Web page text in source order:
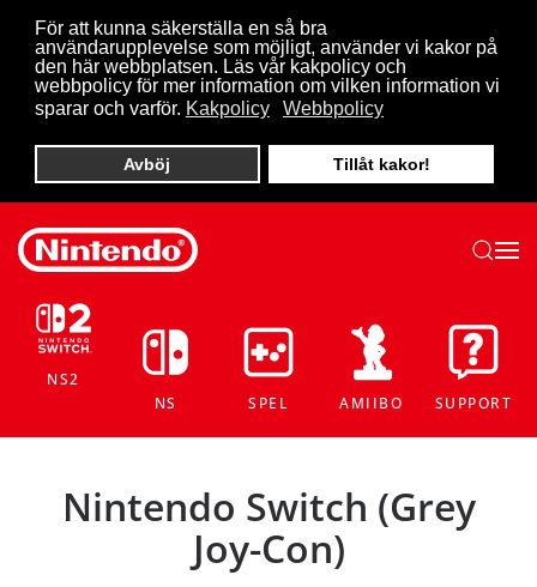
För att kunna säkerställa en så bra
användarupplevelse som möjligt, använder vi kakor på
den här webbplatsen. Läs vår kakpolicy och
webbpolicy för mer information om vilken information vi
sparar och varför. Kakpolicy Webbpolicy
Avböj Tillåt kakor!
Skip to main content
NS2
NS
SPEL AMIIBO SUPPORT
Nintendo Switch (Grey
Joy-Con)